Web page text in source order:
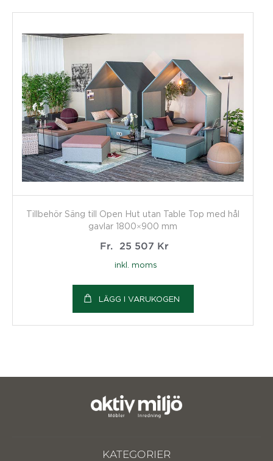
Tillbehör Säng till Open Hut utan Table Top med hål
gavlar 1800×900 mm
Fr. 25 507 Kr
inkl. moms
LÄGG I VARUKOGEN
KATEGORIER